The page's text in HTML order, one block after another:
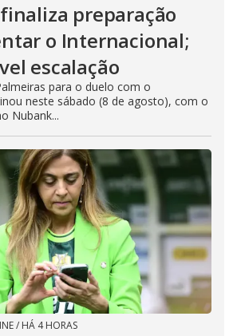
preparação
o Internacional;
escalação
para o duelo com o
neste sábado (8 de agosto), com o
Nubank...
/ HÁ 4 HORAS